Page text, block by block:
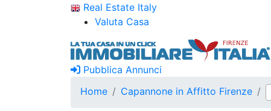
Real Estate Italy
Valuta Casa
Pubblica Annunci
Home
Capannone in Affitto Firenze